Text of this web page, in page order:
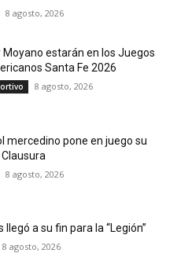
8 agosto, 2026
Moyano estarán en los Juegos
Santa Fe 2026
8 agosto, 2026
mercedino pone en juego su
8 agosto, 2026
llegó a su fin para la “Legión”
8 agosto, 2026